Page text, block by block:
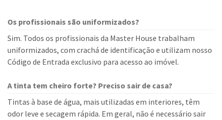
Os profissionais são uniformizados?
Sim. Todos os profissionais da Master House trabalham
uniformizados, com crachá de identificação e utilizam nosso
Código de Entrada exclusivo para acesso ao imóvel.
A tinta tem cheiro forte? Preciso sair de casa?
Tintas à base de água, mais utilizadas em interiores, têm
odor leve e secagem rápida. Em geral, não é necessário sair